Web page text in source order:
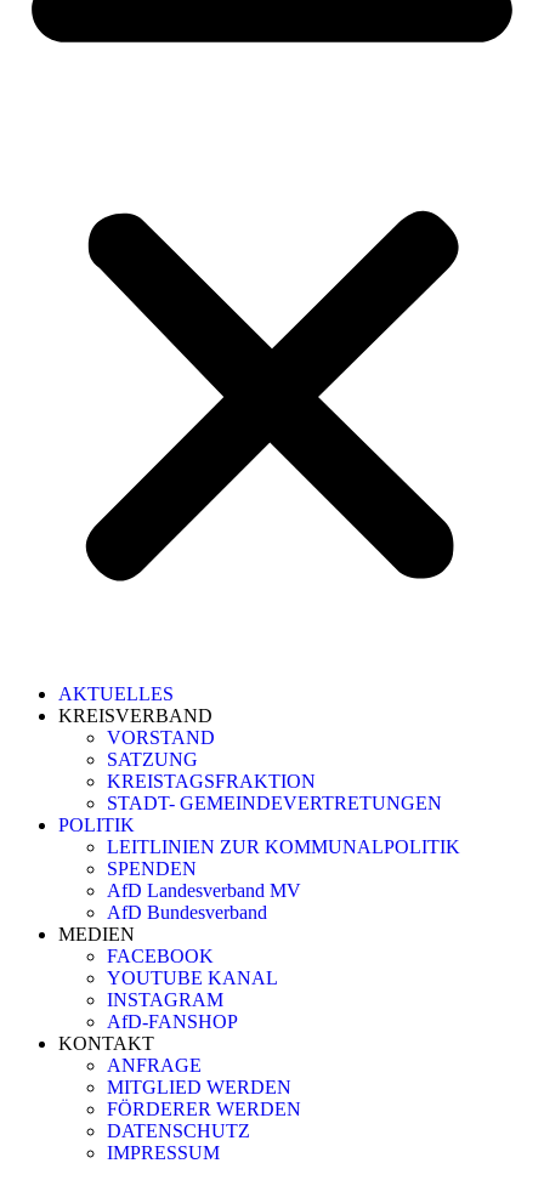
AKTUELLES
KREISVERBAND
VORSTAND
SATZUNG
KREISTAGSFRAKTION
STADT- GEMEINDEVERTRETUNGEN
POLITIK
LEITLINIEN ZUR KOMMUNALPOLITIK
SPENDEN
AfD Landesverband MV
AfD Bundesverband
MEDIEN
FACEBOOK
YOUTUBE KANAL
INSTAGRAM
AfD-FANSHOP
KONTAKT
ANFRAGE
MITGLIED WERDEN
FÖRDERER WERDEN
DATENSCHUTZ
IMPRESSUM